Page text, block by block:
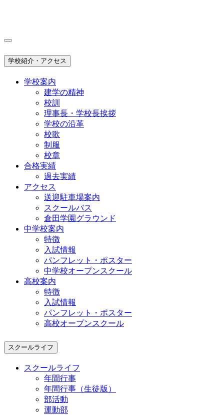
学校紹介・アクセス
学校案内
建学の精神
校訓
理事長・学校長挨拶
学校の沿革
校歌
制服
校章
合格実績
過去実績
アクセス
送迎駐車場案内
スクールバス
倉田学園グラウンド
中学校案内
特徴
入試情報
パンフレット・ポスター
中学校オープンスクール
高校案内
特徴
入試情報
パンフレット・ポスター
高校オープンスクール
スクールライフ
スクールライフ
年間行事
年間行事（生徒版）
部活動
運動部